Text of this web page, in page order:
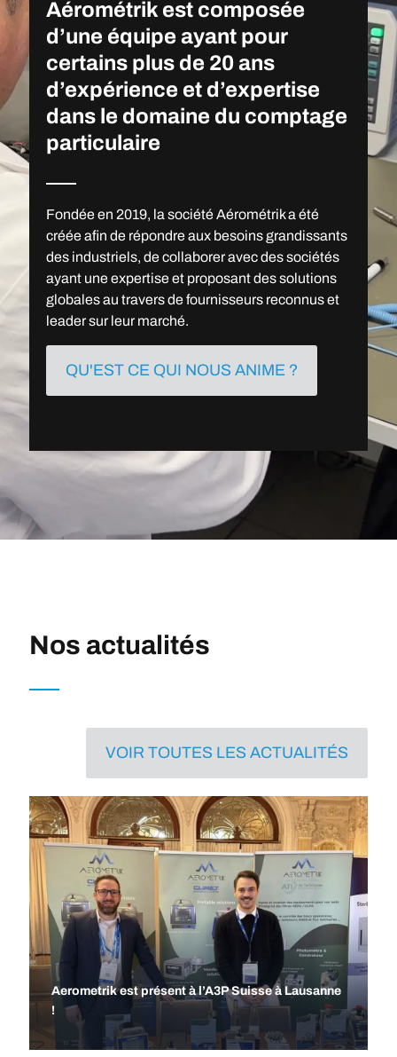
Aérométrik est composée
d’une équipe ayant pour
certains plus de 20 ans
d’expérience et d’expertise
dans le domaine du comptage
particulaire
Fondée en 2019, la société Aérométrik a été
créée afin de répondre aux besoins grandissants
des industriels, de collaborer avec des sociétés
ayant une expertise et proposant des solutions
globales au travers de fournisseurs reconnus et
leader sur leur marché.
QU'EST CE QUI NOUS ANIME ?
Nos actualités
VOIR TOUTES LES ACTUALITÉS
Aerometrik est présent à l’A3P Suisse à Lausanne
!